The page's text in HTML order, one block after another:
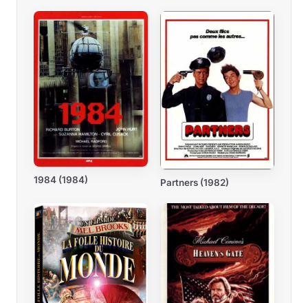
1984 (1984) Partners (1982)